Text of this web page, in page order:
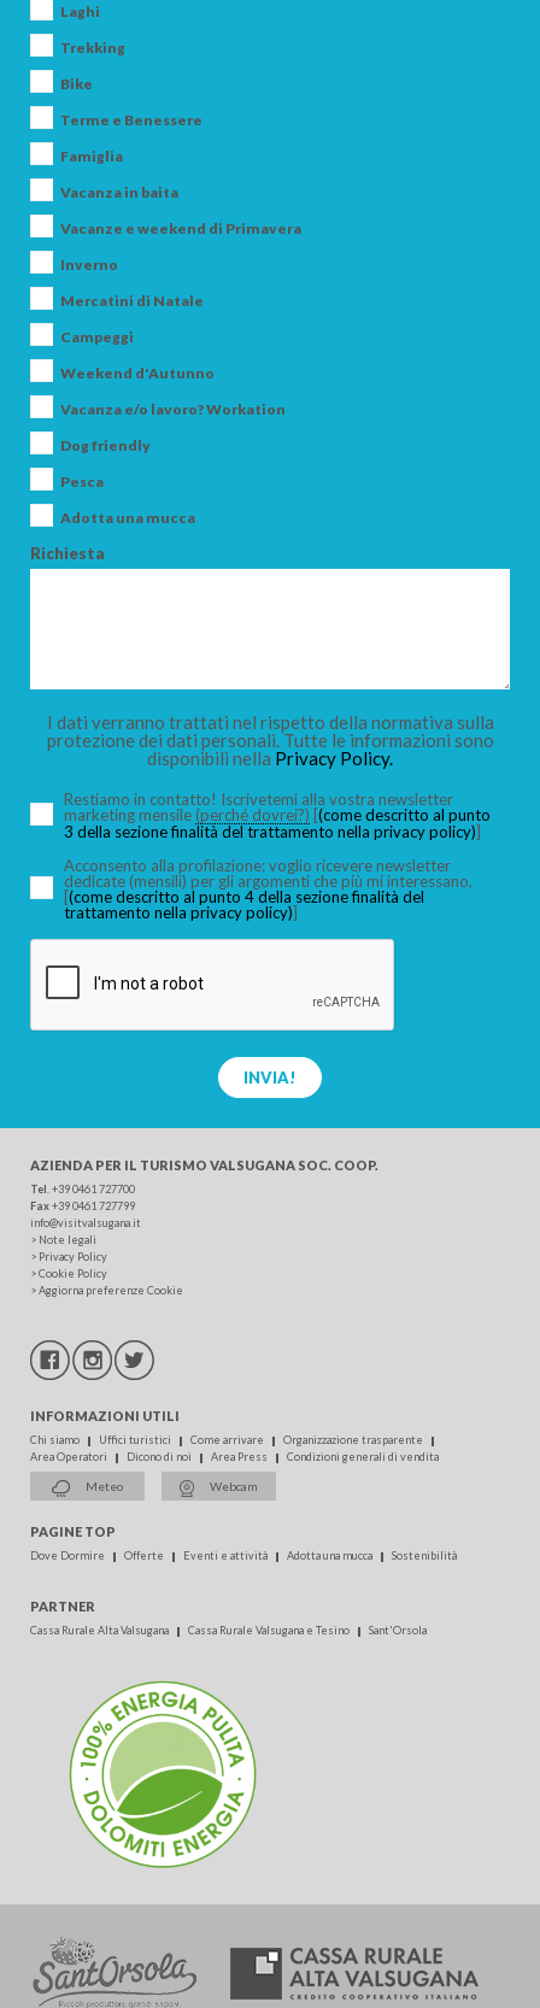
Laghi
Trekking
Bike
Terme e Benessere
Famiglia
Vacanza in baita
Vacanze e weekend di Primavera
Inverno
Mercatini di Natale
Campeggi
Weekend d'Autunno
Vacanza e/o lavoro? Workation
Dog friendly
Pesca
Adotta una mucca
Richiesta
I dati verranno trattati nel rispetto della normativa sulla
protezione dei dati personali. Tutte le informazioni sono
disponibili nella Privacy Policy.
Restiamo in contatto! Iscrivetemi alla vostra newsletter
marketing mensile (perché dovrei?) [(come descritto al punto
3 della sezione finalità del trattamento nella privacy policy)]
Acconsento alla profilazione: voglio ricevere newsletter
dedicate (mensili) per gli argomenti che più mi interessano,
[(come descritto al punto 4 della sezione finalità del
trattamento nella privacy policy)]
INVIA!
AZIENDA PER IL TURISMO VALSUGANA SOC. COOP.
Tel .+39 0461 727700
Fax+39 0461 727799
info@visitvalsugana.it
> Note legali
> Privacy Policy
>Cookie Policy
>Aggiorna preferenze Cookie
INFORMAZIONI UTILI
Chi siamo Uffici turistici Come arrivare
Organizzazione trasparente
Area Operatori
Dicono di noi Area Press Condizioni generali di vendita
Meteo Webcam
PAGINE TOP
Dove Dormire Offerte Eventi e attività Adotta una mucca Sostenibilità
PARTNER
Cassa Rurale Alta Valsugana Cassa Rurale Valsugana e Tesino Sant'Orsola